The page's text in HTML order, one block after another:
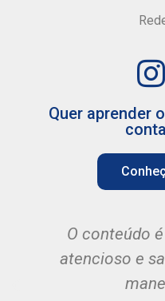
Quer aprender
O conteúdo
atencioso e